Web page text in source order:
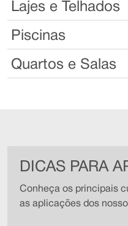
Lajes e Telhados
Piscinas
Quartos e Salas
DICAS PARA
Conheça os principais
as aplicações dos